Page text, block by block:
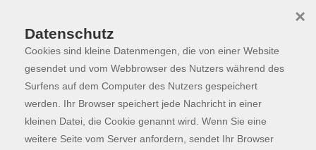
Skip to main content
Programm
Der Kurs konnte nicht gefunden werden.
Datenschutz
Cookies sind kleine Datenmengen, die von einer Website
gesendet und vom Webbrowser des Nutzers während des
Surfens auf dem Computer des Nutzers gespeichert
werden. Ihr Browser speichert jede Nachricht in einer
kleinen Datei, die Cookie genannt wird. Wenn Sie eine
weitere Seite vom Server anfordern, sendet Ihr Browser
×